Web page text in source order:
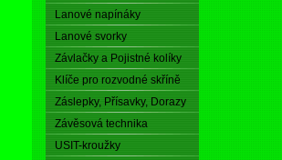
Lanové napínáky
Lanové svorky
Závlačky a Pojistné kolíky
Klíče pro rozvodné skříně
Záslepky, Přísavky, Dorazy
Závěsová technika
USIT-kroužky